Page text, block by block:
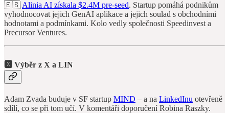
🇪🇸 Alinia AI získala $2.4M pre-seed. Startup pomáhá podnikům
vyhodnocovat jejich GenAI aplikace a jejich soulad s obchodními
hodnotami a podmínkami. Kolo vedly společnosti Speedinvest a
Precursor Ventures.
🆇 Výběr z X a LIN
Adam Zvada buduje v SF startup MIND – a na LinkedInu otevřeně
sdílí, co se při tom učí. V komentáři doporučení Robina Raszky.